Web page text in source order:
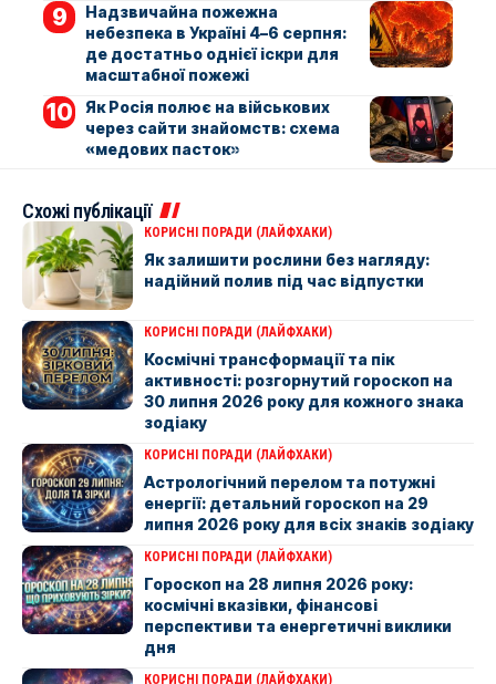
Надзвичайна пожежна
небезпека в Україні 4–6 серпня:
де достатньо однієї іскри для
масштабної пожежі
Як Росія полює на військових
через сайти знайомств: схема
«медових пасток»
Схожі публікації
КОРИСНІ ПОРАДИ (ЛАЙФХАКИ)
Як залишити рослини без нагляду:
надійний полив під час відпустки
КОРИСНІ ПОРАДИ (ЛАЙФХАКИ)
Космічні трансформації та пік
активності: розгорнутий гороскоп на
30 липня 2026 року для кожного знака
зодіаку
КОРИСНІ ПОРАДИ (ЛАЙФХАКИ)
Астрологічний перелом та потужні
енергії: детальний гороскоп на 29
липня 2026 року для всіх знаків зодіаку
КОРИСНІ ПОРАДИ (ЛАЙФХАКИ)
Гороскоп на 28 липня 2026 року:
космічні вказівки, фінансові
перспективи та енергетичні виклики
дня
КОРИСНІ ПОРАДИ (ЛАЙФХАКИ)